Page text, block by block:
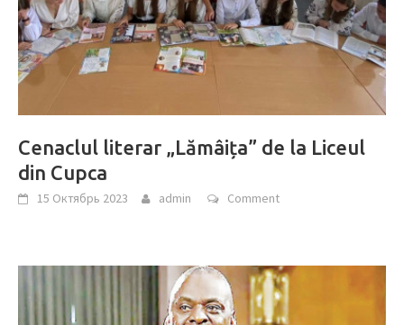
Cenaclul literar „Lămâița” de la Liceul
din Cupca
15 Октябрь 2023 admin Comment